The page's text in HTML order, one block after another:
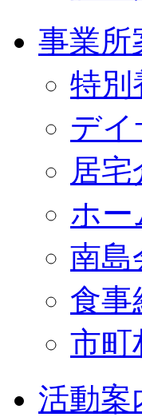
事業所
特別
デ
居
ホー
南
食事
市町
活動案